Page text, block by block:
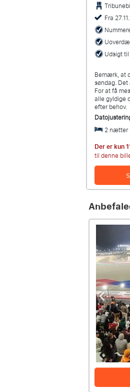
Fra
Udsigt
Bemærk, at
søndag.
For at få
alle gyldige
efter behov.
2 nætter
Der er kun
til denne